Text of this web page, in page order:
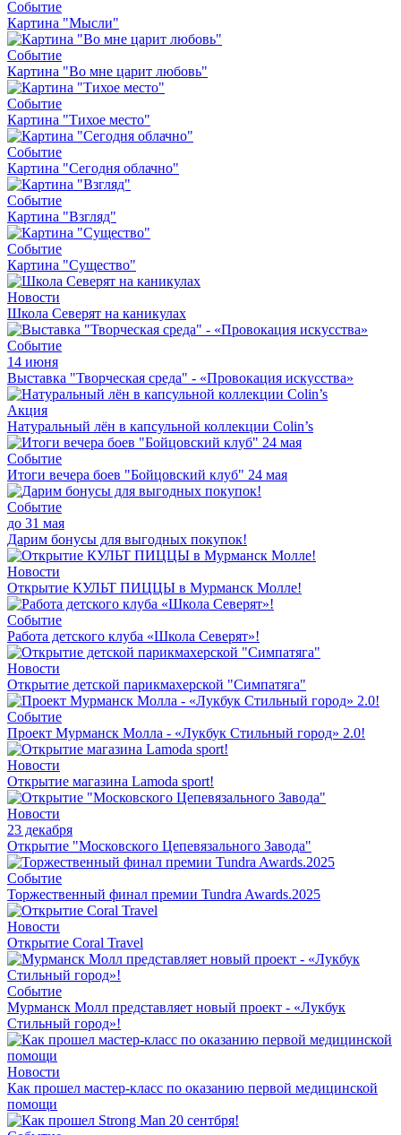
Событие
Картина "Мысли"
Событие
Картина "Во мне царит любовь"
Событие
Картина "Тихое место"
Событие
Картина "Сегодня облачно"
Событие
Картина "Взгляд"
Событие
Картина "Существо"
Новости
Школа Северят на каникулах
Событие
14 июня
Выставка "Творческая среда" - «Провокация искусства»
Акция
Натуральный лён в капсульной коллекции Colin’s
Событие
Итоги вечера боев "Бойцовский клуб" 24 мая
Событие
до 31 мая
Дарим бонусы для выгодных покупок!
Новости
Открытие КУЛЬТ ПИЦЦЫ в Мурманск Молле!
Событие
Работа детского клуба «Школа Северят»!
Новости
Открытие детской парикмахерской "Симпатяга"
Событие
Проект Мурманск Молла - «Лукбук Стильный город» 2.0!
Новости
Открытие магазина Lamoda sport!
Новости
23 декабря
Открытие "Московского Цепевязального Завода"
Событие
Торжественный финал премии Tundra Awards.2025
Новости
Открытие Coral Travel
Событие
Мурманск Молл представляет новый проект - «Лукбук
Стильный город»!
Новости
Как прошел мастер-класс по оказанию первой медицинской
помощи